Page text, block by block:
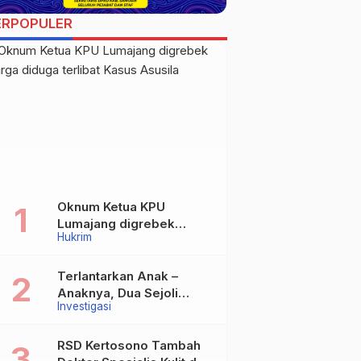
Hukrim
Oknum Ketua KPU
Lumajang digrebek
warga diduga terlibat
Investigasi
Terlantarkan Anak –
Anaknya, Dua Sejoli
Tanpa Ikatan Pernikahan
Geger Madiun dan
RSD Kertosono Tambah